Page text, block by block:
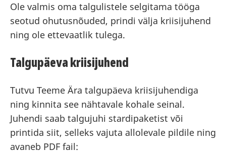
Ole valmis oma talgulistele selgitama tööga
seotud ohutusnõuded, prindi välja kriisijuhend
ning ole ettevaatlik tulega.
Talgupäeva kriisijuhend
Tutvu Teeme Ära talgupäeva kriisijuhendiga
ning kinnita see nähtavale kohale seinal.
Juhendi saab talgujuhi stardipaketist või
printida siit, selleks vajuta allolevale pildile ning
avaneb PDF fail: